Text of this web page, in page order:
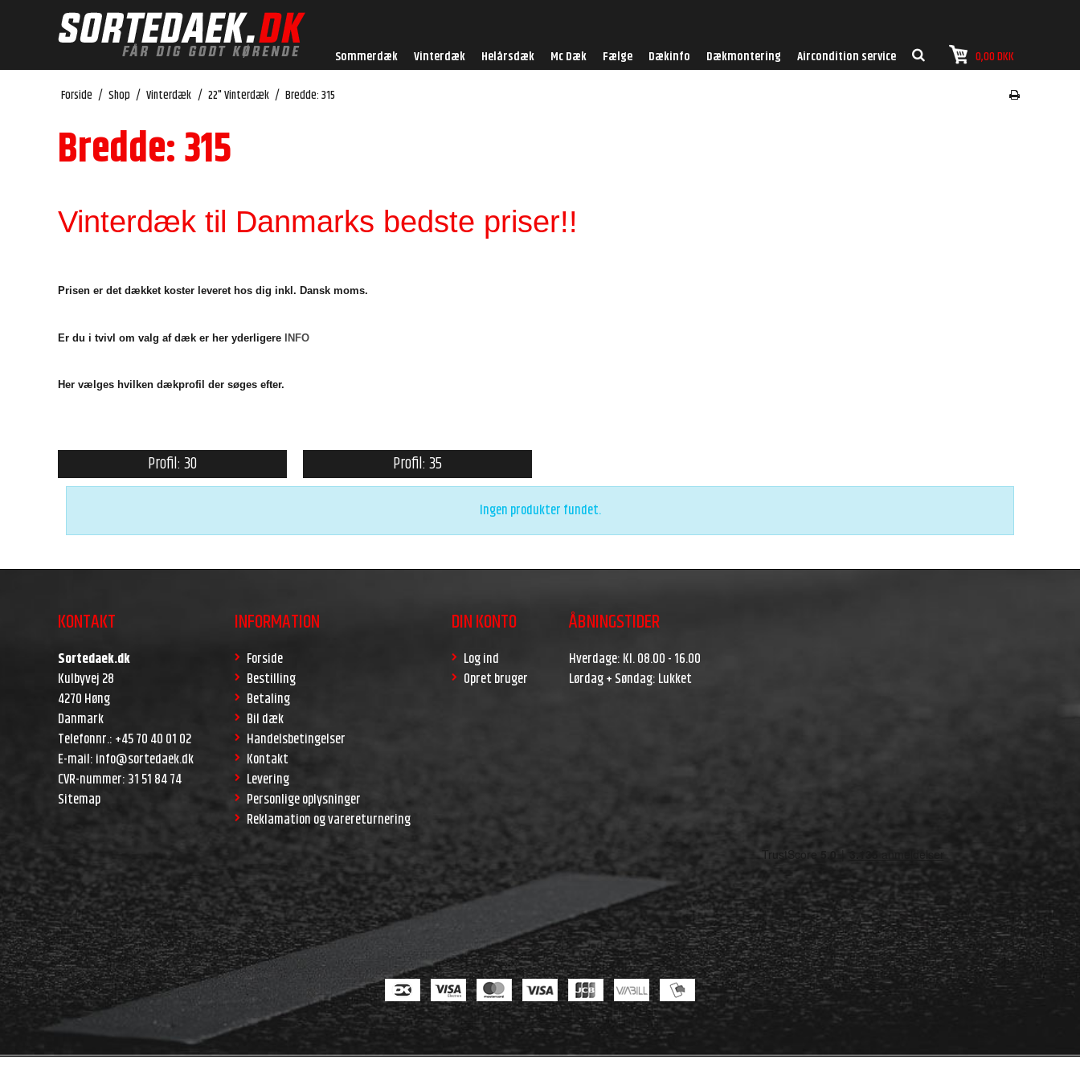
Sommerdæk Vinterdæk Helårsdæk Mc Dæk Fælge Dækinfo Dækmontering Aircondition service 0,00 DKK
Forside / Shop / Vinterdæk / 22" Vinterdæk / Bredde: 315
Bredde: 315
Vinterdæk til Danmarks bedste priser!!
Prisen er det dækket koster leveret hos dig inkl. Dansk moms.
Er du i tvivl om valg af dæk er her yderligere INFO
Her vælges hvilken dækprofil der søges efter.
Profil: 30 Profil: 35
Ingen produkter fundet.
KONTAKT
Sortedaek.dk
Kulbyvej 28
4270 Høng
Danmark
Telefonnr.:+45 70 40 01 02
E-mail:info@sortedaek.dk
CVR-nummer:31 51 84 74
Sitemap
INFORMATION
Forside
Bestilling
Betaling
Bil dæk
Handelsbetingelser
Kontakt
Levering
Personlige oplysninger
Reklamation og varereturnering
DIN KONTO
Log ind
Opret bruger
ÅBNINGSTIDER
Hverdage: Kl. 08.00 - 16.00
Lørdag + Søndag: Lukket